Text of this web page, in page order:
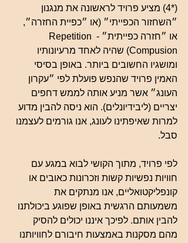
(*4) מציע פרויד לראשונה את מנגנון
״השחזור הכפייתי״ (או ״כפיית החזרה״,
או ״חזרה כפייתית״ - Repetition
Compusion) שהיה לאחד מרעיונותיו
ומושגיו החשובים ביותר. באופן בסיסי
האמין פרויד שהנפש פועלת לפי ״עקרון
העונג״ אשר מניע אותה לממש דחפים
יצריים (ליבידיונלים). הוא ניסה להבין מדוע
למרות שאיפתינו לעונג, אנו גורמים לעצמנו
סבל.
לפי פרויד, מתוך הקושי לבוא במגע עם
חוויות נפשיות קשות וזכרונות כאובים או
קונפליקטואליים, אנו מנתקים את
משמעותם הרגשית באופן שפוגע ביכולתנו
להבין אותם. לפיכך איננו יכולים להסיק
מהם מסקנות באמצעות חיבורם לחוויותנו